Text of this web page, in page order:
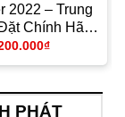
2022 – Trung
Chính Hãng
TPHCM
₫
PHÁT